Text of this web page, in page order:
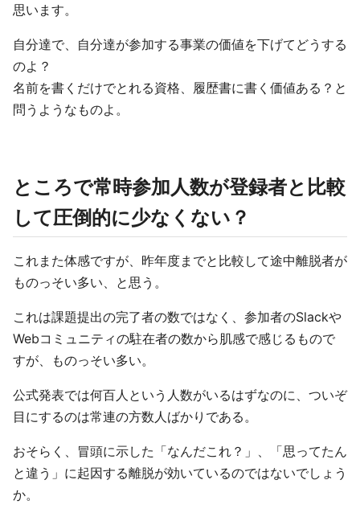
思います。
自分達で、自分達が参加する事業の価値を下げてどうする
のよ？
名前を書くだけでとれる資格、履歴書に書く価値ある？と
問うようなものよ。
ところで常時参加人数が登録者と比較
して圧倒的に少なくない？
これまた体感ですが、昨年度までと比較して途中離脱者が
ものっそい多い、と思う。
これは課題提出の完了者の数ではなく、参加者のSlackや
Webコミュニティの駐在者の数から肌感で感じるもので
すが、ものっそい多い。
公式発表では何百人という人数がいるはずなのに、ついぞ
目にするのは常連の方数人ばかりである。
おそらく、冒頭に示した「なんだこれ？」、「思ってたん
と違う」に起因する離脱が効いているのではないでしょう
か。